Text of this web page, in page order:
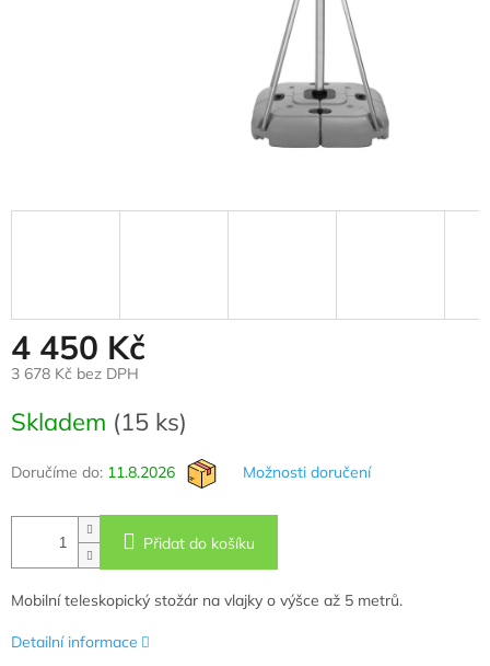
4 450 Kč
3 678 Kč bez DPH
cena:
Skladem (15 ks)
Doručíme do: 11.8.2026 Možnosti doručení
Přidat do košíku
Mobilní teleskopický stožár na vlajky o výšce až 5 metrů.
Detailní informace